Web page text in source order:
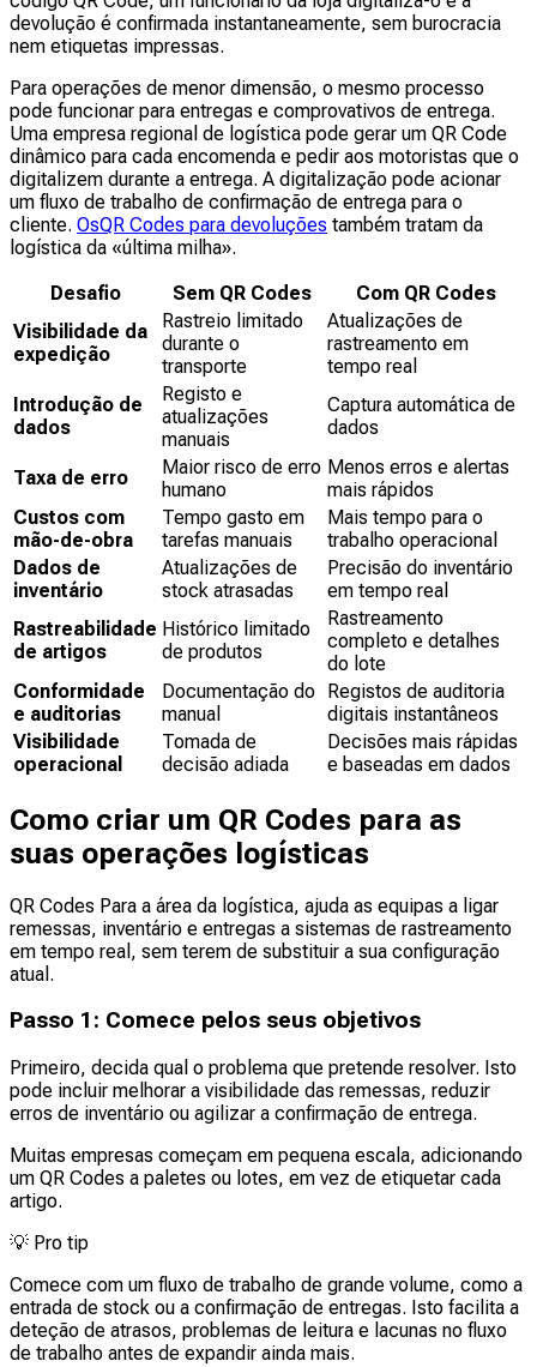
devolução é confirmada instantaneamente, sem burocracia
nem etiquetas impressas.
Para operações de menor dimensão, o mesmo processo
pode funcionar para entregas e comprovativos de entrega.
Uma empresa regional de logística pode gerar um QR Code
dinâmico para cada encomenda e pedir aos motoristas que o
digitalizem durante a entrega. A digitalização pode acionar
um fluxo de trabalho de confirmação de entrega para o
cliente. OsQR Codes para devoluções também tratam da
logística da «última milha».
Desafio
Sem QR Codes
Com QR Codes
Visibilidade da
expedição
Rastreio limitado
durante o
transporte
Atualizações de
rastreamento em
tempo real
Introdução de
dados
Registo e
atualizações
manuais
Captura automática de
dados
Taxa de erro
Maior risco de erro
humano
Menos erros e alertas
mais rápidos
Custos com
mão-de-obra
Tempo gasto em
tarefas manuais
Mais tempo para o
trabalho operacional
Dados de
inventário
Atualizações de
stock atrasadas
Precisão do inventário
em tempo real
Rastreabilidade
de artigos
Histórico limitado
de produtos
Rastreamento
completo e detalhes
do lote
Conformidade
e auditorias
Documentação do
manual
Registos de auditoria
digitais instantâneos
Visibilidade
operacional
Tomada de
decisão adiada
Decisões mais rápidas
e baseadas em dados
Como criar um QR Codes para as
suas operações logísticas
QR Codes Para a área da logística, ajuda as equipas a ligar
remessas, inventário e entregas a sistemas de rastreamento
em tempo real, sem terem de substituir a sua configuração
atual.
Passo 1: Comece pelos seus objetivos
Primeiro, decida qual o problema que pretende resolver. Isto
pode incluir melhorar a visibilidade das remessas, reduzir
erros de inventário ou agilizar a confirmação de entrega.
Muitas empresas começam em pequena escala, adicionando
um QR Codes a paletes ou lotes, em vez de etiquetar cada
artigo.
💡 Pro tip
Comece com um fluxo de trabalho de grande volume, como a
entrada de stock ou a confirmação de entregas. Isto facilita a
deteção de atrasos, problemas de leitura e lacunas no fluxo
de trabalho antes de expandir ainda mais.